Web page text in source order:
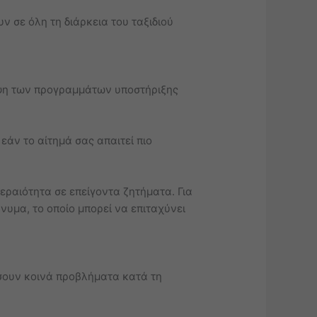
σε όλη τη διάρκεια του ταξιδιού
των προγραμμάτων υποστήριξης
το αίτημά σας απαιτεί πιο
σε επείγοντα ζητήματα. Για
το οποίο μπορεί να επιταχύνει
κοινά προβλήματα κατά τη